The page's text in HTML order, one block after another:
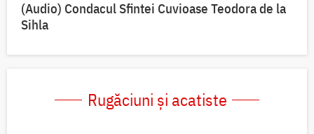
(Audio) Condacul Sfintei Cuvioase Teodora de la
Sihla
Rugăciuni și acatiste